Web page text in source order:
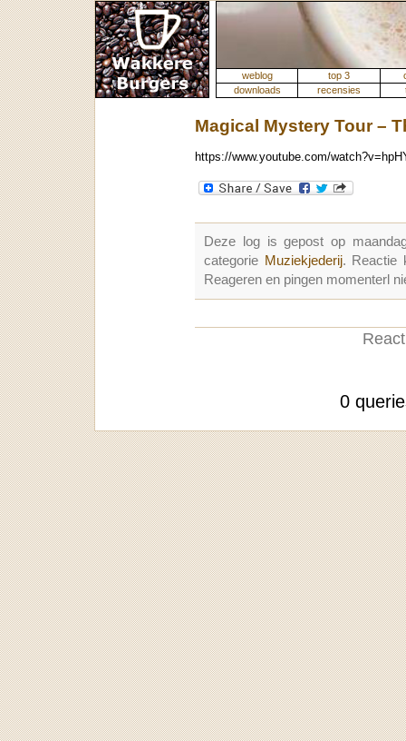
weblog top 3
downloads
recensies
Magical Mystery Tour –
https://www.youtube.com/
Deze log is gepost op
categorie Muziekjederij. Reactie
Reageren en pingen momenterl
0